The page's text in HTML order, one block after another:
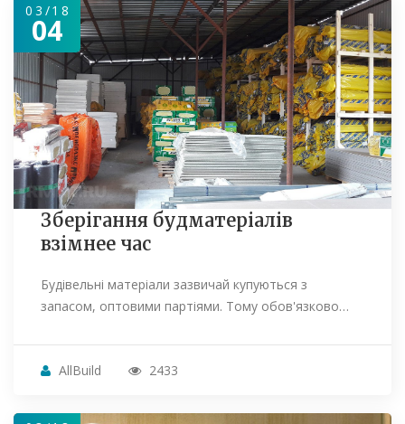
03/18
04
Зберігання будматеріалів
взімнее час
Будівельні матеріали зазвичай купуються з
запасом, оптовими партіями. Тому обов'язково…
AllBuild 2433